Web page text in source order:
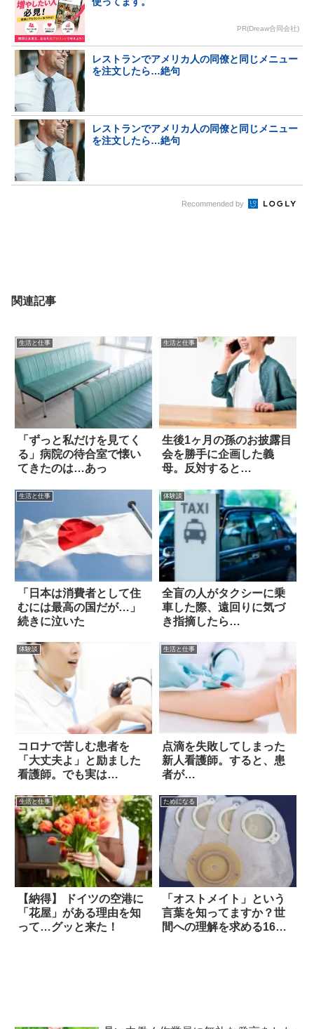
PR(Dreaw合同会社)
レストランでアメリカ人の同僚と同じメニュー
を注文したら…絶句
レストランでアメリカ人の同僚と同じメニュー
を注文したら…絶句
Recommended by
関連記事
生活と仕事
「ずっと私だけを見てく
る」病院の待合室で懐い
てきたのは…あっ
生活と仕事
生後1ヶ月の孫のお披露目
会を勝手に企画した義
母。反対すると…
生活と仕事
「日本は消費者として住
むには最高の国だが…」
続きに泣いた
体験談
全盲の人がタクシーに乗
車した際、遠回りに気づ
き指摘したら…
体験談
コロナで苦しむ患者を
「大丈夫よ」と励ました
看護師。でも実は…
生活と仕事
点滴を失敗してしまった
新人看護師。すると、患
者が…
生活と仕事
【納得】 ドイツの空港に
「花屋」がある理由を知
って…グッと来た！
ためになる
「オストメイト」という
言葉を知ってますか？世
間への理解を求める16歳